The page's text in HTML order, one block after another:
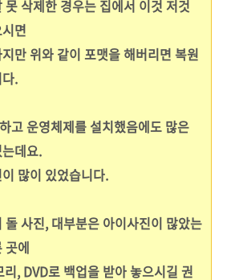
못 삭제한 경우는 집에서 이것 저것
면
만 위와 같이 포맷을 해버리면 복원
.
고 운영체제를 설치했음에도 많은
데요.
많이 있었습니다.
돌 사진, 대부분은 아이사진이 많았는
곳에
, DVD로 백업을 받아 놓으시길 권